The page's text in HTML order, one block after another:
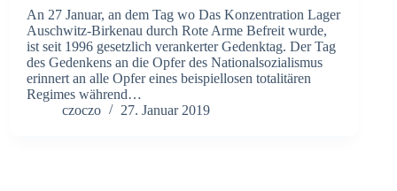
An 27 Januar, an dem Tag wo Das Konzentration Lager
Auschwitz-Birkenau durch Rote Arme Befreit wurde,
ist seit 1996 gesetzlich verankerter Gedenktag. Der Tag
des Gedenkens an die Opfer des Nationalsozialismus
erinnert an alle Opfer eines beispiellosen totalitären
Regimes während…
czoczo
27. Januar 2019